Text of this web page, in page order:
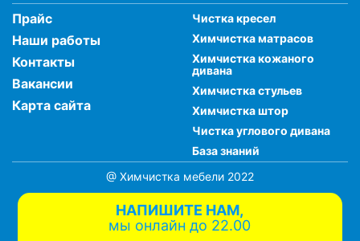
Прайс
Наши работы
Контакты
Вакансии
Карта сайта
Чистка кресел
Химчистка матрасов
Химчистка кожаного
дивана
Химчистка стульев
Химчистка штор
Чистка углового дивана
База знаний
@ Химчистка мебели 2022
НАПИШИТЕ НАМ,
мы онлайн до 22.00